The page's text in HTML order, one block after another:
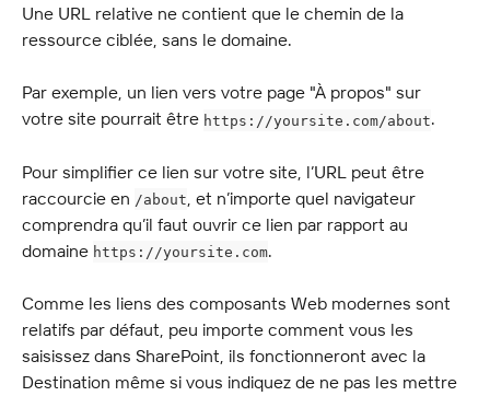
Une URL relative ne contient que le chemin de la
ressource ciblée, sans le domaine.
Par exemple, un lien vers votre page "À propos" sur
votre site pourrait être https://yoursite.com/about.
Pour simplifier ce lien sur votre site, l’URL peut être
raccourcie en /about , et n’importe quel navigateur
comprendra qu’il faut ouvrir ce lien par rapport au
domaine https://yoursite.com.
Comme les liens des composants Web modernes sont
relatifs par défaut, peu importe comment vous les
saisissez dans SharePoint, ils fonctionneront avec la
Destination même si vous indiquez de ne pas les mettre